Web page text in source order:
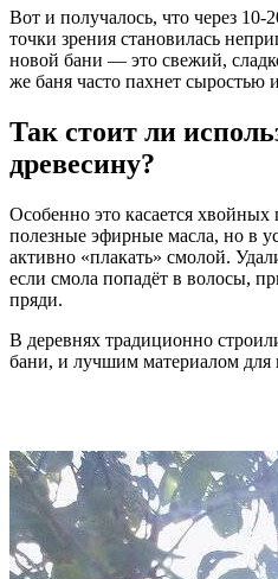
Вот и получалось, что через 10-
точки зрения становилась
новой бани — это свежий,
же баня часто пахнет сыростью
Так стоит ли
древесину?
Особенно это касается
полезные эфирные масла, но в
активно «плакать» смолой.
если смола попадёт в волосы,
пряди.
В деревнях традиционно
бани, и лучшим материалом для